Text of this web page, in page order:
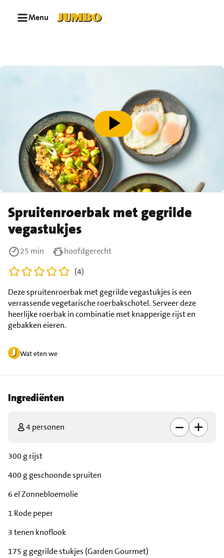
Menu
speel video af
Spruitenroerbak met gegrilde
vegastukjes
Wat eten we
Deze spruitenroerbak met gegrilde vegastukjes is een
verrassende vegetarische roerbakschotel. Serveer deze
heerlijke roerbak in combinatie met knapperige rijst en
gebakken eieren.
25 min
hoofdgerecht
(4)
Ingrediënten
4 personen
300 g rijst
400 g geschoonde spruiten
6 el Zonnebloemolie
1 Rode peper
3 tenen knoflook
175 g gegrilde stukjes (Garden Gourmet)